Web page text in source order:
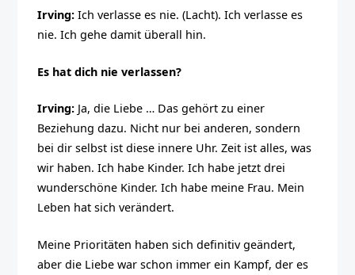
Irving: Ich verlasse es nie. (Lacht). Ich verlasse es
nie. Ich gehe damit überall hin.
Es hat dich nie verlassen?
Irving: Ja, die Liebe … Das gehört zu einer
Beziehung dazu. Nicht nur bei anderen, sondern
bei dir selbst ist diese innere Uhr. Zeit ist alles, was
wir haben. Ich habe Kinder. Ich habe jetzt drei
wunderschöne Kinder. Ich habe meine Frau. Mein
Leben hat sich verändert.
Meine Prioritäten haben sich definitiv geändert,
aber die Liebe war schon immer ein Kampf, der es